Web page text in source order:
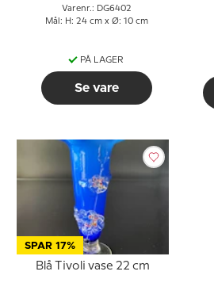
Varenr.: DG6402
Mål: H: 24 cm x Ø: 10 cm
PÅ LAGER
Se vare
SPAR 17%
Blå Tivoli vase 22 cm